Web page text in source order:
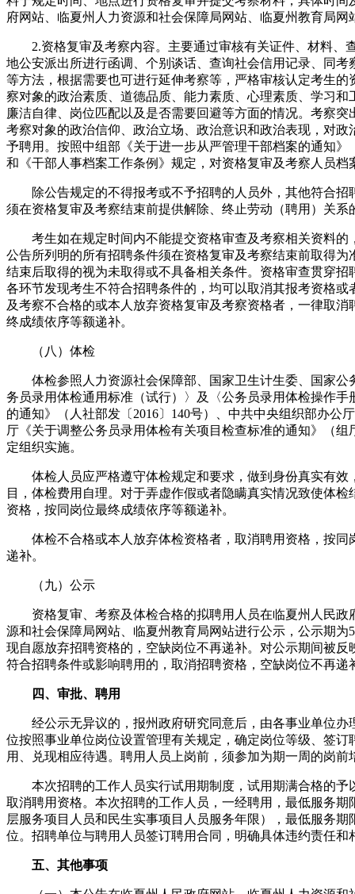
府网站、临夏州人力资源和社会保障局网站、临夏州教育局网
2.资格复审及考察内容。主要通过审核有关证件、材料、
地公安派出所进行函调、个别谈话、查询社会信用记录、同考
等方法，根据需要也可进行延伸考察等，严格审核认定考生的
察对象的政治素质、道德品质、能力素质、心理素质、学习和
廉洁自律、岗位匹配以及是否需要回避等方面的情况。考察突
考察对象的政治信仰、政治立场、政治意识和政治表现，对政
予聘用。按照中组部《关于进一步从严管理干部档案的通知》
和《干部人事档案工作条例》规定，对资格复审及考察人员档
除公告规定的不得报考或不予招聘的人员外，其他符合招
须在资格复审及考察结束前提供解除、终止劳动（聘用）关系
考生如在规定时间内不能提交资格审查及考察相关资料的
公告所列明的所有招聘条件须在资格复审及考察结束前取得为
结束后取得的视为未取得或不具备相关条件。资格审查贯穿招
各环节发现考生不符合招聘条件的，均可以取消其报考资格或
及考察不合格的或本人放弃资格复审及考察资格者，一律取消
终成绩依序等额递补。
（八）体检
体检参照人力资源社会保障部、国家卫生计生委、国家公
务员录用体检通用标准（试行）〉及〈公务员录用体检操作手
的通知》（人社部发〔2016〕140号）、中共中央组织部办公
厅《关于调整公务员录用体检有关项目检查标准的通知》（组
定组织实施。
体检人员应严格遵守体检规定和要求，做到身份真实有效
目，体检费用自理。对于弄虚作假或者隐瞒真实情况致使体检
资格，按同岗位最终成绩依序等额递补。
体检不合格或本人放弃体检资格者，取消聘用资格，按同
递补。
（九）公示
资格复审、考察及体检合格的拟聘用人员在临夏州人民政
源和社会保障局网站、临夏州教育局网站进行公示，公示期为
现自愿放弃招聘资格的，空缺岗位不再递补。对公示期间被反
符合招聘条件或影响聘用的，取消招聘资格，空缺岗位不再递
四、审批、聘用
经公示无异议的，报州政府研究同意后，由各事业单位办
位按照事业单位岗位设置管理有关规定，确定岗位等级、签订
用、兑现相应待遇。聘用人员上岗前，须参加为期一周的岗前
本次招聘的工作人员实行试用期制度，试用期满合格的予
取消聘用资格。本次招聘的工作人员，一经聘用，最低服务期
层服务项目人员和民生实事项目人员服务年限），最低服务期
位。招聘单位与聘用人员签订聘用合同，明确具体违约责任和
五、其他事项